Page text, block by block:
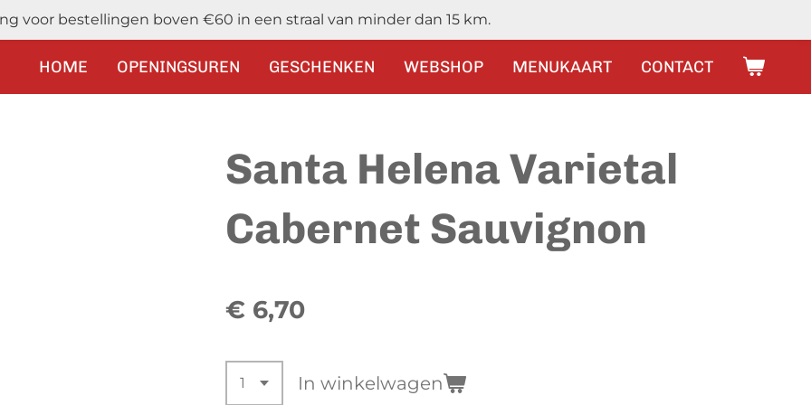
voor bestellingen boven €60 in een straal van minder dan 15 km.
HOME OPENINGSUREN GESCHENKEN WEBSHOP MENUKAART CONTACT
Santa Helena Varietal
Cabernet Sauvignon
€ 6,70
In winkelwagen